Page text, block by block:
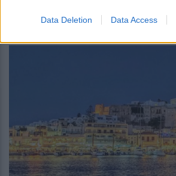
Data Deletion Data Access